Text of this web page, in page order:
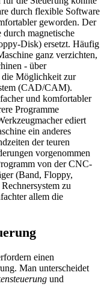
durch flexible Software
geworden. Der
magnetische
Disk) ersetzt. Häufig
ganz verzichten,
- über
die Möglichkeit zur
(CAD/CAM).
und komfortabler
Programme
ediert
ein anderes
der teuren
vorgenommen
von der CNC-
(Band, Floppy,
zu
allem die
einen
Man unterscheidet
und